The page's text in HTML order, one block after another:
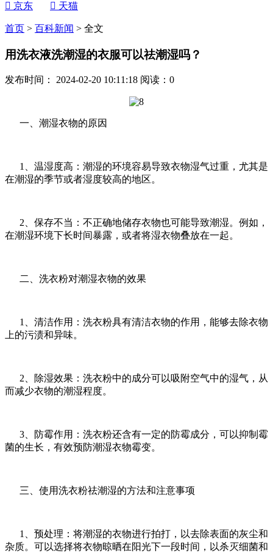
 京东  天猫
首页 > 百科新闻 > 全文
用洗衣液洗潮湿的衣服可以祛潮湿吗？
发布时间： 2024-02-20 10:11:18 阅读： 0
一、潮湿衣物的原因
1、温湿度高：潮湿的环境容易导致衣物湿气过重，尤其是
在潮湿的季节或者湿度较高的地区。
2、保存不当：不正确地储存衣物也可能导致潮湿。例如，
在潮湿环境下长时间暴露，或者将湿衣物叠放在一起。
二、洗衣粉对潮湿衣物的效果
1、清洁作用：洗衣粉具有清洁衣物的作用，能够去除衣物
上的污渍和异味。
2、除湿效果：洗衣粉中的成分可以吸附空气中的湿气，从
而减少衣物的潮湿程度。
3、防霉作用：洗衣粉还含有一定的防霉成分，可以抑制霉
菌的生长，有效预防潮湿衣物霉变。
三、使用洗衣粉祛潮湿的方法和注意事项
1、预处理：将潮湿的衣物进行拍打，以去除表面的灰尘和
杂质。可以选择将衣物晾晒在阳光下一段时间，以杀灭细菌和